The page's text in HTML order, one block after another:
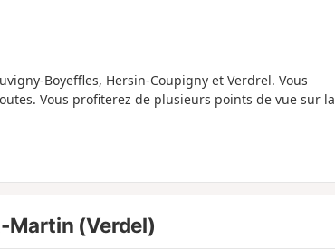
Boyeffles, Hersin-Coupigny et Verdrel. Vous
Vous profiterez de plusieurs points de vue sur la
Martin (Verdel)